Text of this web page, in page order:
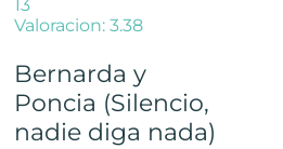
13
Valoracion: 3.38
Bernarda y
Poncia (Silencio,
nadie diga nada)